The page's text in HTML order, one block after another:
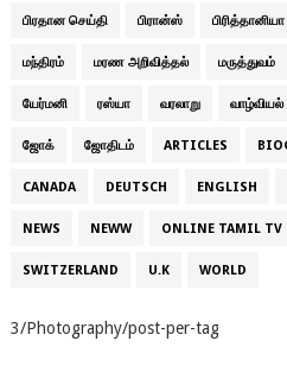
பிரதான செய்தி பிரான்ஸ் பிரித்தானியா
மந்திரம் மரண அறிவித்தல் மருத்துவம்
யேர்மனி ரஸ்யா வரலாறு வாழ்வியல்
ஜோக் ஜோதிடம் ARTICLES
CANADA DEUTSCH ENGLISH
NEWS NEWW ONLINE TAMIL TV
SWITZERLAND U.K WORLD
3/Photography/post-per-tag